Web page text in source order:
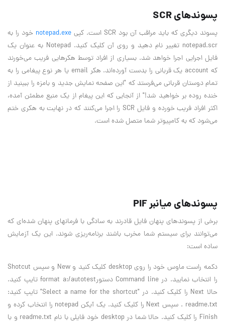
پسوندهاي SCR
پسوند ديگري كه بايد مراقب آن بود SCR است. كپي notepad.exe خود را به
notepad.scr تغيير نام دهيد و روي آن كليك كنيد. Notepad به عنوان يك
فايل اجرايي اجرا خواهد شد. بسياري از افراد توسط هكرهايي فريب مي‌خورند
كه account يك قرباني را بدست آورده‌اند. هكر email يا هر نوع پيغامي را به
تمام دوستان قرباني مي‌فرستد كه "اين صفحه نمايش جديد و بامزه را ببينيد از
خنده روده بر خواهيد شد!" از آنجايي كه اين پيغام از يك منبع مطمئن آمده،
اكثر افراد فريب خورده و فايل SCR را اجرا مي‌كنند كه در نهايت به هكري ختم
مي‌شود كه به كامپيوتر شما متصل شده است.
پسوندهاي ميانبر PIF
برخي از پسوندهاي پنهان فايل قادرند به سادگي با فرمانهاي پنهان شده‌اي كه
مي‌توانند براي سيستم شما مخرب باشند برنامه‌ريزي شوند. اين يك آزمايش
ساده است:
دكمه راست ماوس خود را روي desktop كليك كنيد و New و سپس Shotcut
را انتخاب نماييد. در Command line دستورformat a:/autotest تايپ كنيد.
حالا Next را كليك كنيد. در "Select a name for the shortcut" تايپ كنيد:
readme.txt . سپس Next را كليك كنيد. يك آيكن notepad را انتخاب كرده و
Finish را كليك كنيد. حالا شما در desktop خود فايلي با نام readme.txt و با